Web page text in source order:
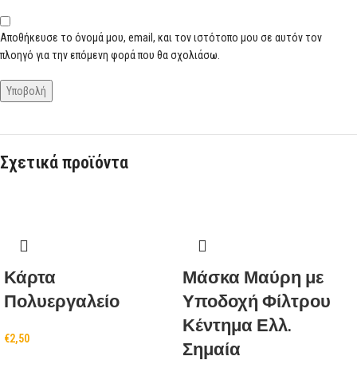
Αποθήκευσε το όνομά μου, email, και τον ιστότοπο μου σε αυτόν τον
πλοηγό για την επόμενη φορά που θα σχολιάσω.
Σχετικά προϊόντα
Κάρτα
Πολυεργαλείο
€2,50
Μάσκα Μαύρη με
Υποδοχή Φίλτρου
Κέντημα Ελλ.
Σημαία